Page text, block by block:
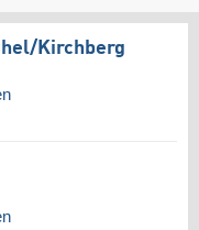
​Kirchberg